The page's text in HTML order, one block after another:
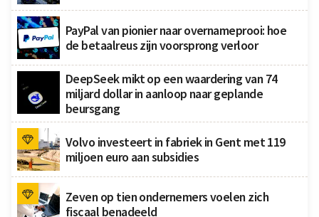
PayPal van pionier naar overnameprooi: hoe
de betaalreus zijn voorsprong verloor
DeepSeek mikt op een waardering van 74
miljard dollar in aanloop naar geplande
beursgang
Volvo investeert in fabriek in Gent met 119
miljoen euro aan subsidies
Zeven op tien ondernemers voelen zich
fiscaal benadeeld